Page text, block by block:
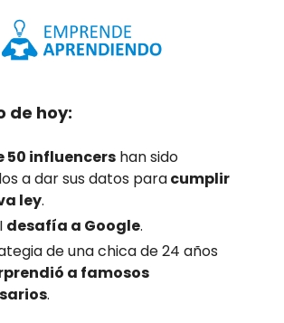
de hoy:
50 influencers han sido
a dar sus datos paracumplir
ley.
desafía a Google.
de una chica de 24 años
a famosos
.